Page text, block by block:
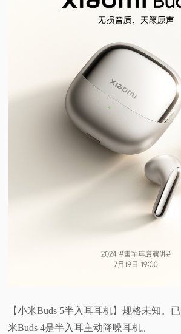
【小米Buds 5半入耳耳机】规格未知。
米Buds 4是半入耳主动降噪耳机。